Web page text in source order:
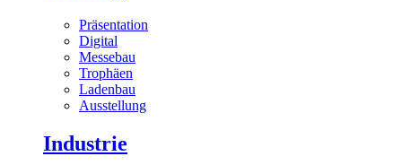
Präsentation
Digital
Messebau
Trophäen
Ladenbau
Ausstellung
Industrie